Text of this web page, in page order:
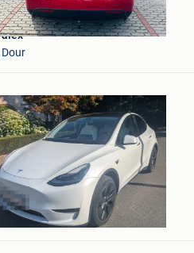
alex
Dour
in
Mijn
Favorieten
Crax IT
Mechelen